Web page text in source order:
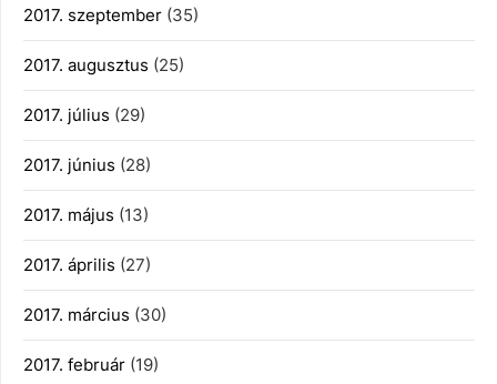
2017. szeptember (35)
2017. augusztus (25)
2017. július (29)
2017. június (28)
2017. május (13)
2017. április (27)
2017. március (30)
2017. február (19)